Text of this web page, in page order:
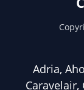
Adria,
Caravelair,